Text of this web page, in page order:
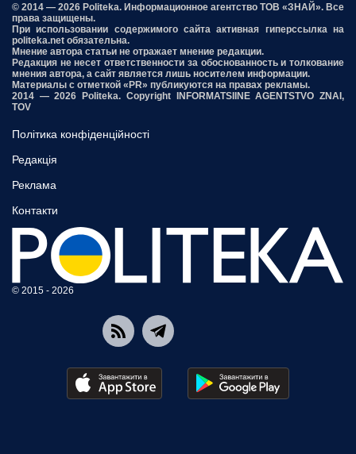
© 2014 — 2026 Politeka. Информационное агентство ТОВ «ЗНАЙ». Все
права защищены.
При использовании содержимого сайта активная гиперссылка на
politeka.net обязательна.
Мнение автора статьи не отражает мнение редакции.
Редакция не несет ответственности за обоснованность и толкование
мнения автора, а сайт является лишь носителем информации.
Материалы с отметкой «PR» публикуются на правах рекламы.
2014 — 2026 Politeka. Copyright INFORMATSIINE AGENTSTVO ZNAI,
TOV
Політика конфіденційності
Редакція
Реклама
Контакти
© 2015 - 2026